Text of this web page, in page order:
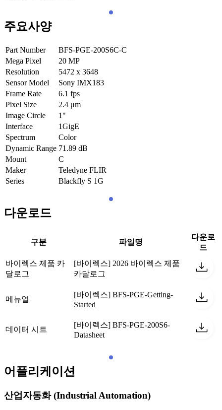
주요사양
Part Number
BFS-PGE-200S6C-C
Mega Pixel
20 MP
Resolution
5472 x 3648
Sensor Model
Sony IMX183
Frame Rate
6.1 fps
Pixel Size
2.4 μm
Image Circle
1"
Interface
1GigE
Spectrum
Color
Dynamic Range 71.89 dB
Mount
C
Maker
Teledyne FLIR
Series
Blackfly S 1G
다운로드
구분 파일명
다운로
드
바이렉스 제품 카
달로그
[바이렉스] 2026 바이렉스 제품
카달로그
메뉴얼
[바이렉스] BFS-PGE-Getting-
Started
데이터 시트
[바이렉스] BFS-PGE-200S6-
Datasheet
어플리케이션
산업자동화 (Industrial Automation)